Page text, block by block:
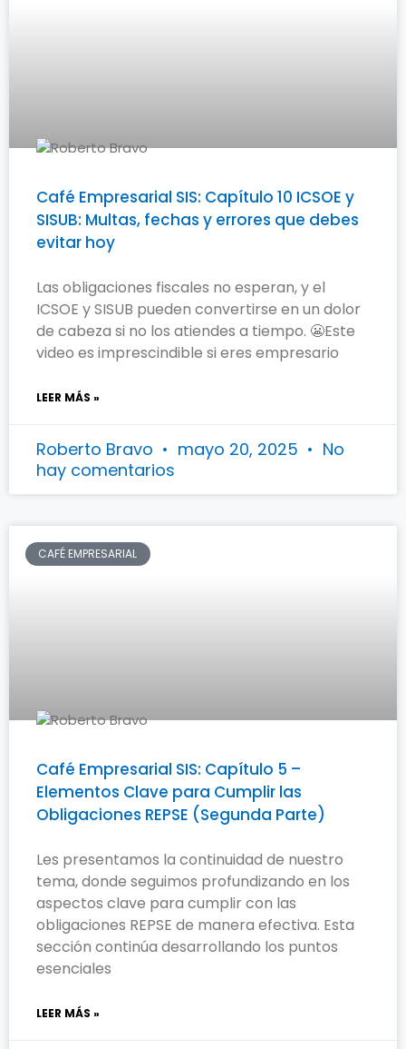
Café Empresarial SIS: Capítulo 10 ICSOE y
SISUB: Multas, fechas y errores que debes
evitar hoy
Las obligaciones fiscales no esperan, y el
ICSOE y SISUB pueden convertirse en un dolor
de cabeza si no los atiendes a tiempo. 😬Este
video es imprescindible si eres empresario
LEER MÁS »
Roberto Bravo mayo 20, 2025
No
hay comentarios
CAFÉ EMPRESARIAL
Café Empresarial SIS: Capítulo 5 –
Elementos Clave para Cumplir las
Obligaciones REPSE (Segunda Parte)
Les presentamos la continuidad de nuestro
tema, donde seguimos profundizando en los
aspectos clave para cumplir con las
obligaciones REPSE de manera efectiva. Esta
sección continúa desarrollando los puntos
esenciales
LEER MÁS »